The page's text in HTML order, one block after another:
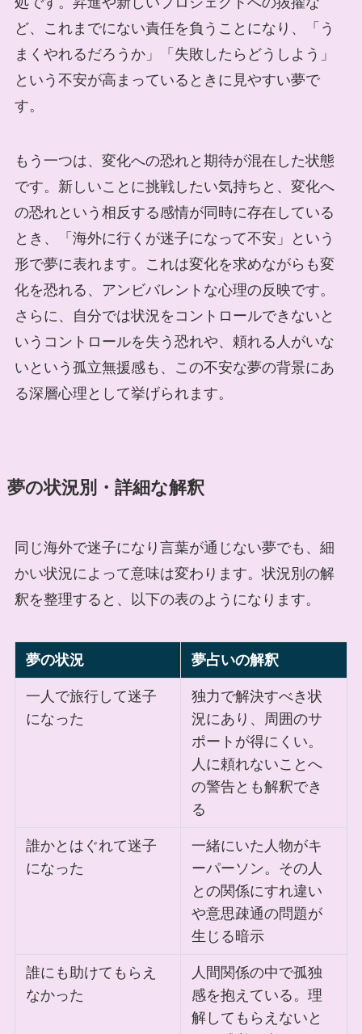
ど、これまでにない責任を負うことになり、「う
まくやれるだろうか」「失敗したらどうしよう」
という不安が高まっているときに見やすい夢で
す。
もう一つは、変化への恐れと期待が混在した状態
です。新しいことに挑戦したい気持ちと、変化へ
の恐れという相反する感情が同時に存在している
とき、「海外に行くが迷子になって不安」という
形で夢に表れます。これは変化を求めながらも変
化を恐れる、アンビバレントな心理の反映です。
さらに、自分では状況をコントロールできないと
いうコントロールを失う恐れや、頼れる人がいな
いという孤立無援感も、この不安な夢の背景にあ
る深層心理として挙げられます。
夢の状況別・詳細な解釈
同じ海外で迷子になり言葉が通じない夢でも、細
かい状況によって意味は変わります。状況別の解
釈を整理すると、以下の表のようになります。
夢の状況 夢占いの解釈
一人で旅行して迷子
になった
独力で解決すべき状
況にあり、周囲のサ
ポートが得にくい。
人に頼れないことへ
の警告とも解釈でき
る
誰かとはぐれて迷子
になった
一緒にいた人物がキ
ーパーソン。その人
との関係にすれ違い
や意思疎通の問題が
生じる暗示
誰にも助けてもらえ
なかった
人間関係の中で孤独
感を抱えている。理
解してもらえないと